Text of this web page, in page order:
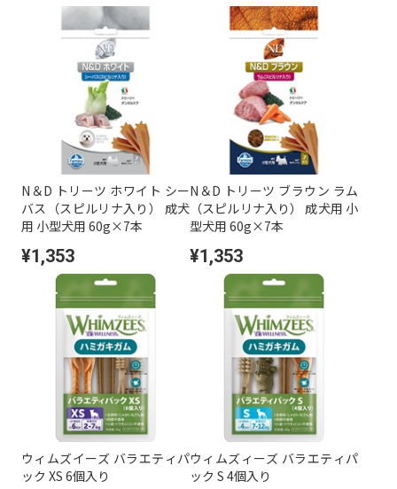
N＆D トリーツ ホワイト シー
バス（スピルリナ入り） 成犬
用 小型犬用 60g×7本
¥1,353
N＆D トリーツ ブラウン ラム
（スピルリナ入り） 成犬用 小
型犬用 60g×7本
¥1,353
ウィムズイーズ バラエティパ
ック XS 6個入り
ウィムズィーズ バラエティパ
ック S 4個入り